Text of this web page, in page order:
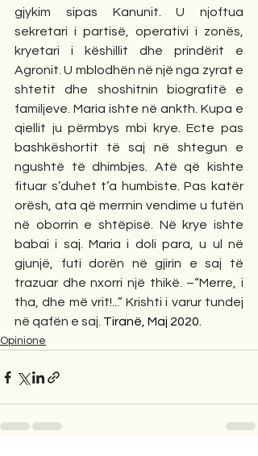
gjykim sipas Kanunit. U njoftua
sekretari i partisë, operativi i zonës,
kryetari i këshillit dhe prindërit e
Agronit. U mblodhën në një nga zyrat e
shtetit dhe shoshitnin biografitë e
familjeve. Maria ishte në ankth. Kupa e
qiellit ju përmbys mbi krye. Ecte pas
bashkëshortit të saj në shtegun e
ngushtë të dhimbjes. Atë që kishte
fituar s’duhet t’a humbiste. Pas katër
orësh, ata që merrnin vendime u futën
në oborrin e shtëpisë. Në krye ishte
babai i saj. Maria i doli para, u ul në
gjunjë, futi dorën në gjirin e saj të
trazuar dhe nxorri një thikë. –“Merre, i
tha, dhe më vrit!...” Krishti i varur tundej
në qafën e saj. Tiranë, Maj 2020.
Opinione